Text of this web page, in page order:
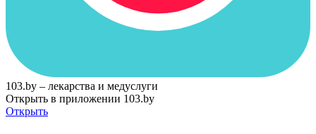
103.by – лекарства и медуслуги
Открыть в приложении 103.by
Открыть